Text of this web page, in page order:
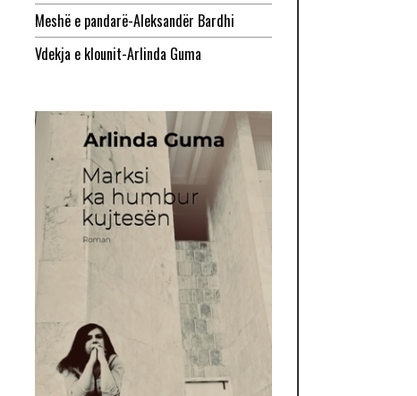
Meshë e pandarë-Aleksandër Bardhi
Vdekja e klounit-Arlinda Guma